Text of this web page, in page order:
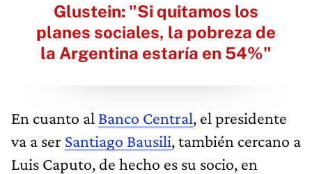
Glustein: "Si quitamos los
planes sociales, la pobreza de
la Argentina estaría en 54%"
En cuanto al Banco Central, el presidente
va a ser Santiago Bausili, también cercano a
Luis Caputo, de hecho es su socio, en